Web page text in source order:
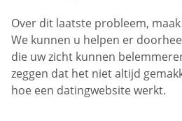
Over dit laatste probleem,
We kunnen u helpen er
die uw zicht kunnen
zeggen dat het niet altijd
hoe een datingwebsite werkt.